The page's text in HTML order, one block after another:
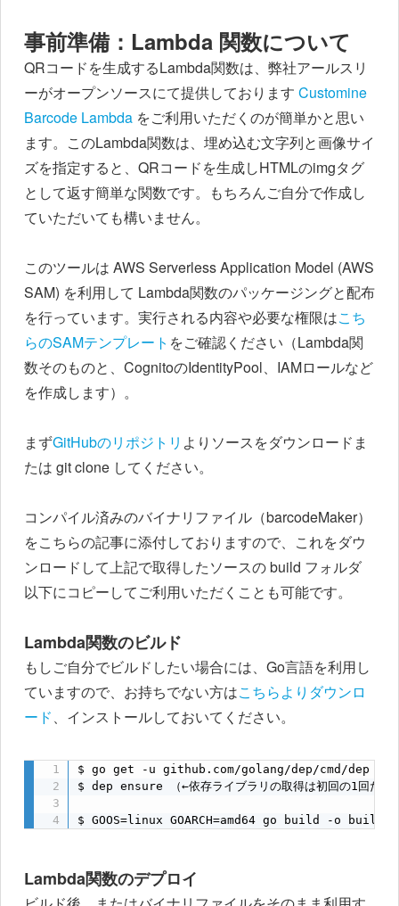
事前準備：Lambda 関数について
QRコードを生成するLambda関数は、弊社アールスリ
ーがオープンソースにて提供しております Customine
Barcode Lambda をご利用いただくのが簡単かと思い
ます。このLambda関数は、埋め込む文字列と画像サイ
ズを指定すると、QRコードを生成しHTMLのimgタグ
として返す簡単な関数です。もちろんご自分で作成し
ていただいても構いません。
このツールは AWS Serverless Application Model (AWS
SAM) を利用して Lambda関数のパッケージングと配布
を行っています。実行される内容や必要な権限はこち
らのSAMテンプレート をご確認ください（Lambda関
数そのものと、CognitoのIdentityPool、IAMロールなど
を作成します）。
まずGitHubのリポジトリ よりソースをダウンロードま
たは git clone してください。
コンパイル済みのバイナリファイル（barcodeMaker）
をこちらの記事に添付しておりますので、これをダウ
ンロードして上記で取得したソースの build フォルダ
以下にコピーしてご利用いただくことも可能です。
Lambda関数のビルド
もしご自分でビルドしたい場合には、Go言語を利用し
ていますので、お持ちでない方はこちらよりダウンロ
ード、インストールしておいてください。
$ go get -u github.com/golang/dep/cmd/dep （ライブ
$ dep ensure （←依存ライブラリの取得は初回の1回だけ
$ GOOS=linux GOARCH=amd64 go build -o build/
Lambda関数のデプロイ